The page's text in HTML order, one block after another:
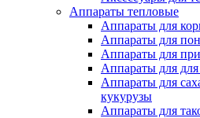
Аппараты тепловые
Аппараты для
Аппараты для
Аппараты для
Аппараты для
Аппараты для
кукурузы
Аппараты для